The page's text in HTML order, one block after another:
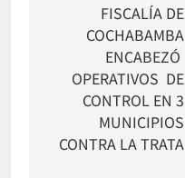
entradas
FISCALÍA DE
COCHABAMBA
ENCABEZÓ
OPERATIVOS DE
CONTROL EN 3
MUNICIPIOS
CONTRA LA TRATA